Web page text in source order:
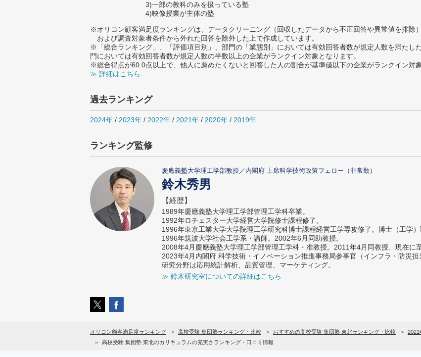
3)一部の教科のみを扱っている塾
4)映像授業が主体の塾
※オリコン顧客満足度ランキングは、データクリーニング（回収したデータから不正回答や異常値を排除）
および調査対象者条件から外れた回答を除外した上で作成しています。
※「総合ランキング」、「評価項目別」、部門の「業態別」においては有効回答者数が規定人数を満たし
門においては有効回答者数が規定人数の半数以上の企業がランクイン対象となります。
※総合得点が60.0点以上で、他人に薦めたくないと回答した人の割合が基準値以下の企業がランクイン対象
≫ 詳細はこちら
過去ランキング
2024年 / 2023年 / 2022年 / 2021年 / 2020年 / 2019年
ランキング監修
慶應義塾大学理工学部教授／内閣府 上席科学技術政策フェロー（非常勤）
鈴木秀男
【経歴】
1989年慶應義塾大学理工学部管理工学科卒業。
1992年ロチェスター大学経営大学院修士課程修了。
1996年東京工業大学大学院理工学研究科博士課程経営工学専攻修了。博士（工学）
1996年筑波大学社会工学系・講師。2002年6月同助教授。
2008年4月慶應義塾大学理工学部管理工学科・准教授。2011年4月同教授、現在に至
2023年4月内閣府 科学技術・イノベーション推進事務局参事官（インフラ・防災担
研究分野は応用統計解析、品質管理、マーケティング。
≫ 鈴木研究室についての詳細はこちら
オリコン顧客満足度ランキング 高校受験 集団塾ランキング・比較 おすすめの高校受験 集団塾 東北ランキング・比較
2021
高校受験 集団塾 東北のカリキュラムの充実さランキング・口コミ情報